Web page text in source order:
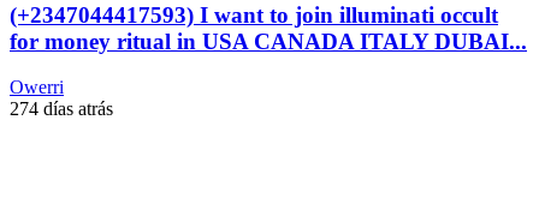
(+2347044417593) I want to join illuminati occult
for money ritual in USA CANADA ITALY DUBAI...
Owerri
274 días atrás